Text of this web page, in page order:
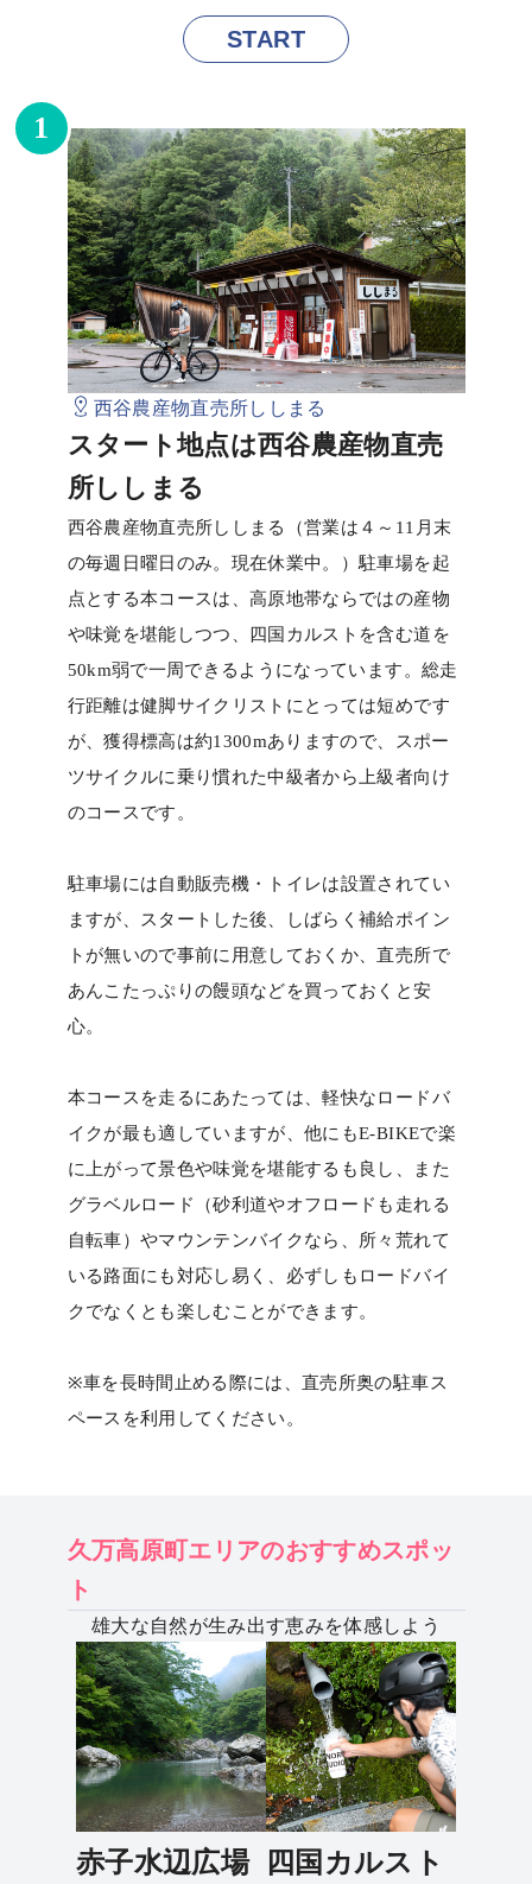
START
1
西谷農産物直売所ししまる
スタート地点は西谷農産物直売
所ししまる
西谷農産物直売所ししまる（営業は４～11月末
の毎週日曜日のみ。現在休業中。）駐車場を起
点とする本コースは、高原地帯ならではの産物
や味覚を堪能しつつ、四国カルストを含む道を
50km弱で一周できるようになっています。総走
行距離は健脚サイクリストにとっては短めです
が、獲得標高は約1300mありますので、スポー
ツサイクルに乗り慣れた中級者から上級者向け
のコースです。
駐車場には自動販売機・トイレは設置されてい
ますが、スタートした後、しばらく補給ポイン
トが無いので事前に用意しておくか、直売所で
あんこたっぷりの饅頭などを買っておくと安
心。
本コースを走るにあたっては、軽快なロードバ
イクが最も適していますが、他にもE-BIKEで楽
に上がって景色や味覚を堪能するも良し、また
グラベルロード（砂利道やオフロードも走れる
自転車）やマウンテンバイクなら、所々荒れて
いる路面にも対応し易く、必ずしもロードバイ
クでなくとも楽しむことができます。
※車を長時間止める際には、直売所奥の駐車ス
ペースを利用してください。
久万高原町エリアのおすすめスポッ
ト
雄大な自然が生み出す恵みを体感しよう
赤子水辺広場
四国カルスト